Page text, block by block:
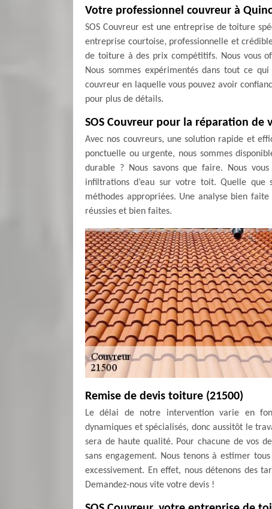
Votre professionnel couvreur à
SOS Couvreur est une entreprise de toiture
entreprise courtoise, professionnelle et
de toiture à des prix compétitifs. Nous vous
Nous sommes expérimentés dans tout ce
couvreur en laquelle vous pouvez avoir
pour plus de détails.
SOS Couvreur pour la réparation de
Avec nos couvreurs, une solution rapide et
ponctuelle ou urgente, nous sommes
durable ? Nous savons que faire. Nous
infiltrations d’eau sur votre toit. Quelle que
méthodes appropriées. Une analyse bien
réussies et bien faites.
Remise de devis toiture (21500)
Le délai de notre intervention varie en
dynamiques et spécialisés, donc aussitôt le
sera de haute qualité. Pour chacune de vos
sans engagement. Nous tenons à estimer
excessivement. En effet, nous détenons des
Demandez-nous vite votre devis !